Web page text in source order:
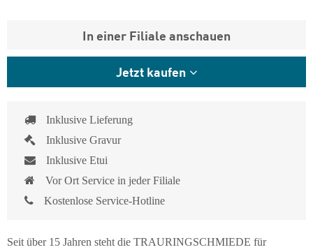
In einer Filiale anschauen
Jetzt kaufen
Inklusive Lieferung
Inklusive Gravur
Inklusive Etui
Vor Ort Service in jeder Filiale
Kostenlose Service-Hotline
Seit über 15 Jahren steht die TRAURINGSCHMIEDE für